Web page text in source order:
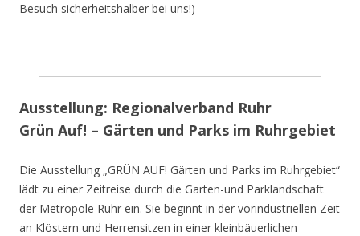
Besuch sicherheitshalber bei uns!)
Ausstellung: Regionalverband Ruhr
Grün Auf! – Gärten und Parks im Ruhrgebiet
Die Ausstellung „GRÜN AUF! Gärten und Parks im Ruhrgebiet“
lädt zu einer Zeitreise durch die Garten-und Parklandschaft
der Metropole Ruhr ein. Sie beginnt in der vorindustriellen Zeit
an Klöstern und Herrensitzen in einer kleinbäuerlichen